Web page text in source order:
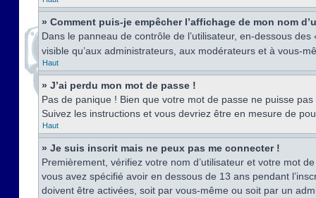
» Comment puis-je empêcher l’affichage de mon nom
Dans le panneau de contrôle de l’utilisateur, en-dessous
visible qu’aux administrateurs, aux modérateurs et à vous-
Haut
» J’ai perdu mon mot de passe !
Pas de panique ! Bien que votre mot de passe ne puisse
Suivez les instructions et vous devriez être en mesure de
Haut
» Je suis inscrit mais ne peux pas me connecter !
Premièrement, vérifiez votre nom d’utilisateur et votre mot
vous avez spécifié avoir en dessous de 13 ans pendant
doivent être activées, soit par vous-même ou soit par un